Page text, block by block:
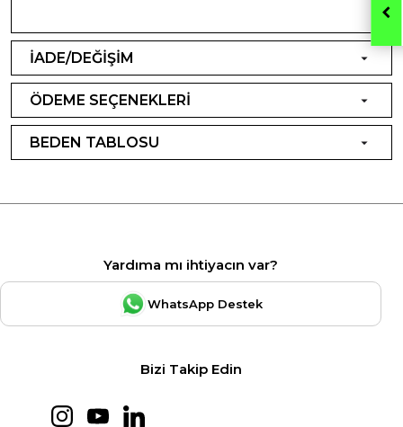
İADE/DEĞİŞİM
ÖDEME SEÇENEKLERİ
BEDEN TABLOSU
Yardıma mı ihtiyacın var?
WhatsApp Destek
Bizi Takip Edin